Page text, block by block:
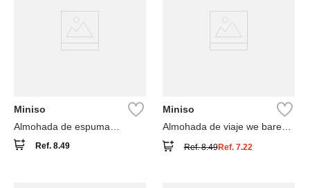
Miniso
Almohada de espuma
viscoelástica mejorada
Ref. 8.49
Miniso
Almohada de viaje we bare
bears polar memory foam
azul 24x13x27 cm
Ref.8.49Ref. 7.22